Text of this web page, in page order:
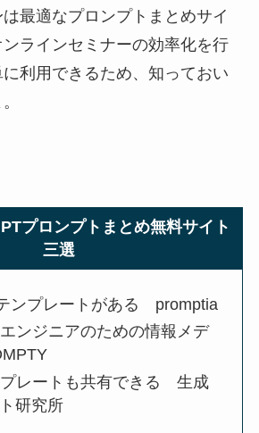
最適なプロンプトまとめサイ
ンラインセミナーの効率化を行
利用できるため、知っておい
プロンプトまとめ無料サイト
三選
ンプレートがある promptia
ンジニアのための情報メデ
レートも共有できる 生成
研究所